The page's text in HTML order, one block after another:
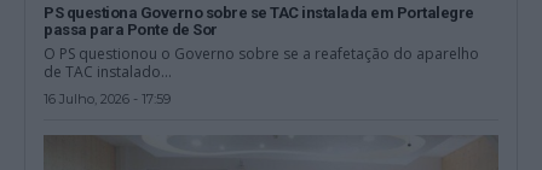
PS questiona Governo sobre se TAC instalada em Portalegre
passa para Ponte de Sor
O PS questionou o Governo sobre se a reafetação do aparelho
de TAC instalado...
16 Julho, 2026 - 17:59